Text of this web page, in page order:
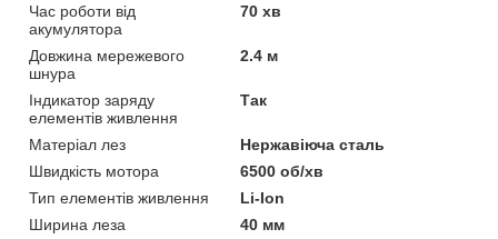
Час роботи від
акумулятора
70 хв
Довжина мережевого
шнура
2.4 м
Індикатор заряду
елементів живлення
Так
Матеріал лез
Нержавіюча сталь
Швидкість мотора
6500 об/хв
Тип елементів живлення
Li-Ion
Ширина леза
40 мм